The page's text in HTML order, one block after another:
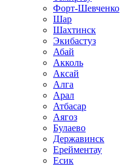
Форт-Шевченко
Шар
Шахтинск
Экибастуз
Абай
Акколь
Аксай
Алга
Арал
Атбасар
Аягоз
Булаево
Державинск
Ерейментау
Есик